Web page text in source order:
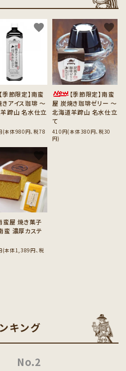
【季節限定】南蛮
きアイス珈琲 ～
蹄山 名水仕立
本体980円、税78
favorite
【季節限定】南蛮
屋 炭焼き珈琲ゼリー ～
北海道羊蹄山 名水仕立
て
410円(本体380円、税30
円)
favorite
蛮屋 焼き菓子
蛮 濃厚カステ
本体1,389円、税
favorite
キング